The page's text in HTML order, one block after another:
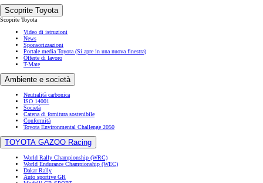
Da
326.05/MESE
MESE
Proace City Verso
COMBUSTIBILE O ELETTRICO
Da
157.85/MESE
MESE
Proace
COMBUSTIBILE O ELETTRICO
Da
308.50/MESE
Scoprite Toyota
Scoprite Toyota
Video di istruzioni
News
Sponsorizzazioni
Portale media Toyota (Si apre in una nuova finestra)
Offerte di lavoro
T-Mate
Ambiente e società
Neutralità carbonica
ISO 14001
Società
Catena di fornitura sostenibile
Conformità
Toyota Environmental Challenge 2050
TOYOTA GAZOO Racing
World Rally Championship (WRC)
World Endurance Championship (WEC)
Dakar Rally
Auto sportive GR